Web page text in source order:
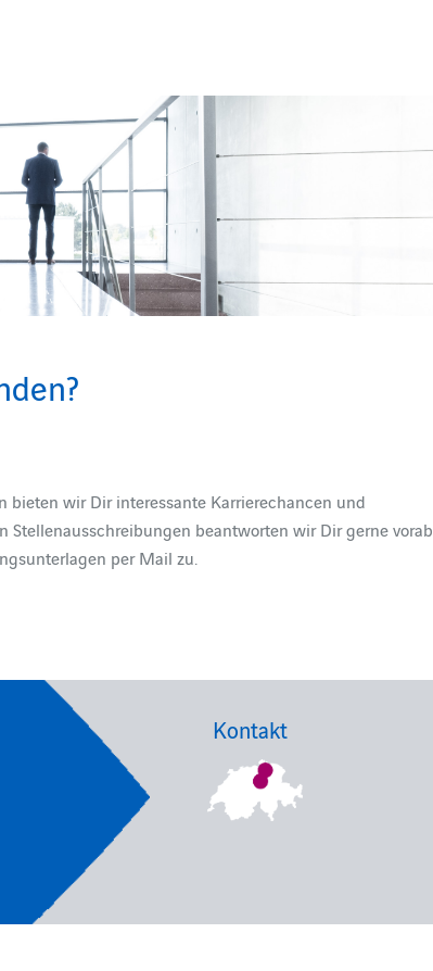
wir Dir interessante Karrierechancen und
beantworten wir Dir gerne vorab
per Mail zu.
Kontakt